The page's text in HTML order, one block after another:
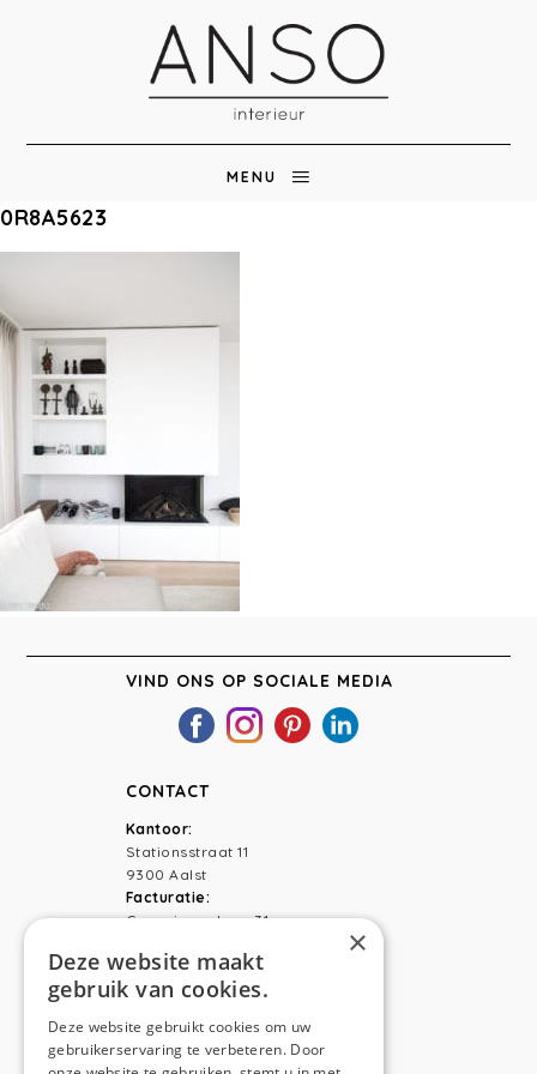
MENU
0R8A5623
VIND ONS OP SOCIALE MEDIA
CONTACT
Kantoor:
Stationsstraat 11
9300 Aalst
Facturatie:
Capucienenlaan 31
Telefoon:0473 44 56 94
NAVIGATION
×
Deze website maakt
gebruik van cookies.
Deze website gebruikt cookies om uw
gebruikerservaring te verbeteren. Door